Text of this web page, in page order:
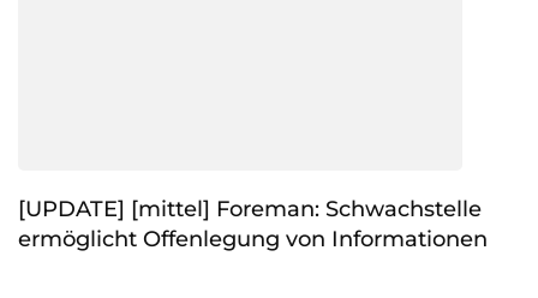
[UPDATE] [mittel] Foreman: Schwachstelle
ermöglicht Offenlegung von Informationen